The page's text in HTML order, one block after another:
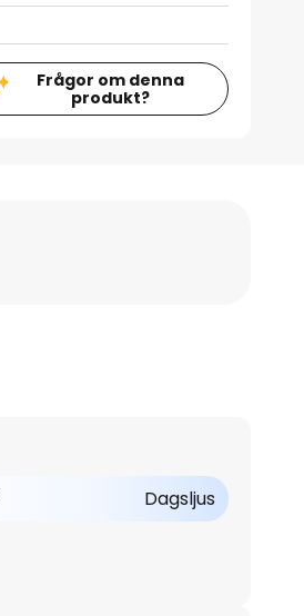
Frågor om denna
produkt?
Dagsljus